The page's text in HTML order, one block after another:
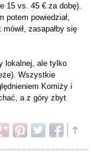
15 vs. 45 € za dobę).
potem powiedział,
zasapałby się
lokalnej, ale tylko
Wszystkie
Komiży i
a z góry zbyt